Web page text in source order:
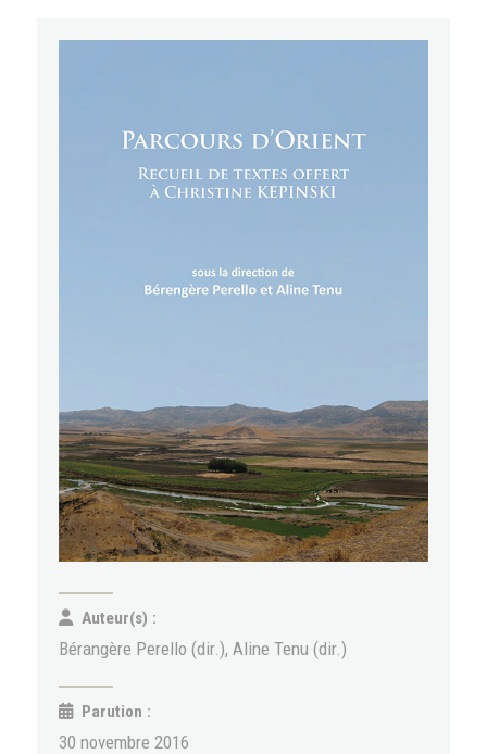
Auteur(s) :
Bérangère Perello (dir.), Aline Tenu (dir.)
Parution :
30 novembre 2016